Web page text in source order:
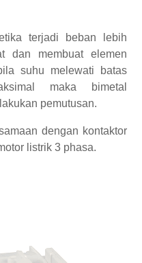
terjadi beban lebih
dan membuat elemen
suhu melewati batas
maka bimetal
pemutusan.
dengan kontaktor
listrik 3 phasa.